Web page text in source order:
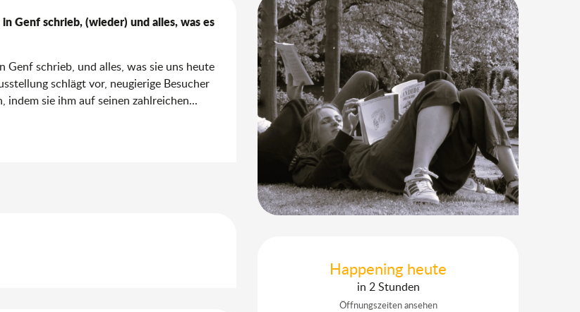
Happening heute
in 2 Stunden
Öffnungszeiten ansehen
Genf schrieb, (wieder) und alles, was es
Genf schrieb, und alles, was sie uns heute
schlägt vor, neugierige Besucher
indem sie ihm auf seinen zahlreichen...